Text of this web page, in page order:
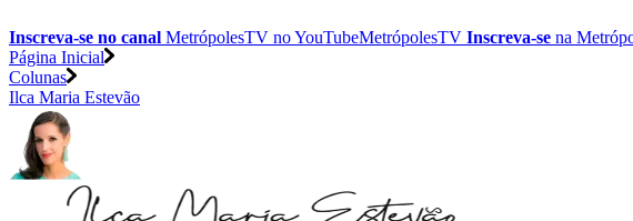
Inscreva-se no canal MetrópolesTV noYouTubeMetrópolesTV Inscreva-se na
Página Inicial
Colunas
Ilca Maria Estevão